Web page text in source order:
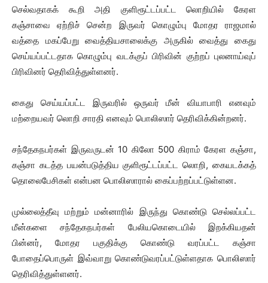
செல்வதாகக் கூறி அதி குளிரூட்டப்பட்ட லொறியில் கேரள
கஞ்சாவை ஏற்றிச் சென்ற இருவர் கொழும்பு மோதர ராஜமால்
வத்தை மகப்பேறு வைத்தியசாலைக்கு அருகில் வைத்து கைது
செய்யப்பட்டதாக கொழும்பு வடக்குப் பிரிவின் குற்றப் புலனாய்வுப்
பிரிவினர் தெரிவித்துள்ளனர்.
கைது செய்யப்பட்ட இருவரில் ஒருவர் மீன் வியாபாரி எனவும்
மற்றையவர் லொறி சாரதி எனவும் பொலிஸார் தெரிவிக்கின்றனர்.
சந்தேகநபர்கள் இருவருடன் 10 கிலோ 500 கிராம் கேரள கஞ்சா,
கஞ்சா கடத்த பயன்படுத்திய குளிரூட்டப்பட்ட லொறி, கையடக்கத்
தொலைபேசிகள் என்பன பொலிஸாரால் கைப்பற்றப்பட்டுள்ளன.
முல்லைத்தீவு மற்றும் மன்னாரில் இருந்து கொண்டு செல்லப்பட்ட
மீன்களை சந்தேகநபர்கள் பேலியகொடையில் இறக்கியதன்
பின்னர், மோதர பகுதிக்கு கொண்டு வரப்பட்ட கஞ்சா
போதைப்பொருள் இவ்வாறு கொண்டுவரப்பட்டுள்ளதாக பொலிஸார்
தெரிவித்துள்ளனர்.